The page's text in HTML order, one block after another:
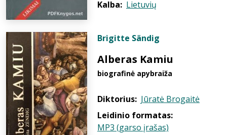
Kalba: Lietuvių
Brigitte Sändig
Alberas Kamiu
biografinė apybraiža
Diktorius: Jūratė Brogaitė
Leidinio formatas:
MP3 (garso įrašas)